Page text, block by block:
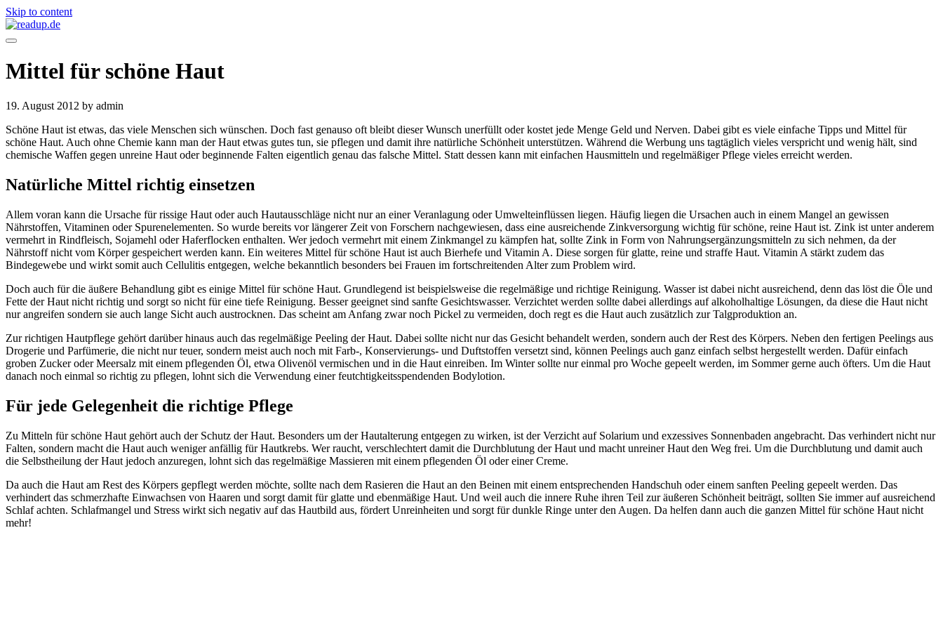
Skip to content
Mittel für schöne Haut
19. August 2012 by admin
Schöne Haut ist etwas, das viele Menschen sich wünschen. Doch fast genauso oft bleibt dieser Wunsch unerfüllt oder kostet jede Menge Geld und Nerven. Dabei gibt es viele einfache Tipps und Mittel für
schöne Haut. Auch ohne Chemie kann man der Haut etwas gutes tun, sie pflegen und damit ihre natürliche Schönheit unterstützen. Während die Werbung uns tagtäglich vieles verspricht und wenig hält, sind
chemische Waffen gegen unreine Haut oder beginnende Falten eigentlich genau das falsche Mittel. Statt dessen kann mit einfachen Hausmitteln und regelmäßiger Pflege vieles erreicht werden.
Natürliche Mittel richtig einsetzen
Allem voran kann die Ursache für rissige Haut oder auch Hautausschläge nicht nur an einer Veranlagung oder Umwelteinflüssen liegen. Häufig liegen die Ursachen auch in einem Mangel an gewissen
Nährstoffen, Vitaminen oder Spurenelementen. So wurde bereits vor längerer Zeit von Forschern nachgewiesen, dass eine ausreichende Zinkversorgung wichtig für schöne, reine Haut ist. Zink ist unter anderem
vermehrt in Rindfleisch, Sojamehl oder Haferflocken enthalten. Wer jedoch vermehrt mit einem Zinkmangel zu kämpfen hat, sollte Zink in Form von Nahrungsergänzungsmitteln zu sich nehmen, da der
Nährstoff nicht vom Körper gespeichert werden kann. Ein weiteres Mittel für schöne Haut ist auch Bierhefe und Vitamin A. Diese sorgen für glatte, reine und straffe Haut. Vitamin A stärkt zudem das
Bindegewebe und wirkt somit auch Cellulitis entgegen, welche bekanntlich besonders bei Frauen im fortschreitenden Alter zum Problem wird.
Doch auch für die äußere Behandlung gibt es einige Mittel für schöne Haut. Grundlegend ist beispielsweise die regelmäßige und richtige Reinigung. Wasser ist dabei nicht ausreichend, denn das löst die Öle und
Fette der Haut nicht richtig und sorgt so nicht für eine tiefe Reinigung. Besser geeignet sind sanfte Gesichtswasser. Verzichtet werden sollte dabei allerdings auf alkoholhaltige Lösungen, da diese die Haut nicht
nur angreifen sondern sie auch lange Sicht auch austrocknen. Das scheint am Anfang zwar noch Pickel zu vermeiden, doch regt es die Haut auch zusätzlich zur Talgproduktion an.
Zur richtigen Hautpflege gehört darüber hinaus auch das regelmäßige Peeling der Haut. Dabei sollte nicht nur das Gesicht behandelt werden, sondern auch der Rest des Körpers. Neben den fertigen Peelings aus
Drogerie und Parfümerie, die nicht nur teuer, sondern meist auch noch mit Farb-, Konservierungs- und Duftstoffen versetzt sind, können Peelings auch ganz einfach selbst hergestellt werden. Dafür einfach
groben Zucker oder Meersalz mit einem pflegenden Öl, etwa Olivenöl vermischen und in die Haut einreiben. Im Winter sollte nur einmal pro Woche gepeelt werden, im Sommer gerne auch öfters. Um die Haut
danach noch einmal so richtig zu pflegen, lohnt sich die Verwendung einer feutchtigkeitsspendenden Bodylotion.
Für jede Gelegenheit die richtige Pflege
Zu Mitteln für schöne Haut gehört auch der Schutz der Haut. Besonders um der Hautalterung entgegen zu wirken, ist der Verzicht auf Solarium und exzessives Sonnenbaden angebracht. Das verhindert nicht nur
Falten, sondern macht die Haut auch weniger anfällig für Hautkrebs. Wer raucht, verschlechtert damit die Durchblutung der Haut und macht unreiner Haut den Weg frei. Um die Durchblutung und damit auch
die Selbstheilung der Haut jedoch anzuregen, lohnt sich das regelmäßige Massieren mit einem pflegenden Öl oder einer Creme.
Da auch die Haut am Rest des Körpers gepflegt werden möchte, sollte nach dem Rasieren die Haut an den Beinen mit einem entsprechenden Handschuh oder einem sanften Peeling gepeelt werden. Das
verhindert das schmerzhafte Einwachsen von Haaren und sorgt damit für glatte und ebenmäßige Haut. Und weil auch die innere Ruhe ihren Teil zur äußeren Schönheit beiträgt, sollten Sie immer auf ausreichend
Schlaf achten. Schlafmangel und Stress wirkt sich negativ auf das Hautbild aus, fördert Unreinheiten und sorgt für dunkle Ringe unter den Augen. Da helfen dann auch die ganzen Mittel für schöne Haut nicht
mehr!